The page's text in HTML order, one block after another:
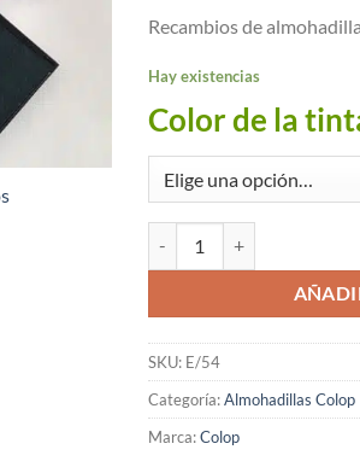
Recambios de
Hay existencias
Color de la
SKU: E/54
Categoría:Almohadillas Colop
Marca:Colop